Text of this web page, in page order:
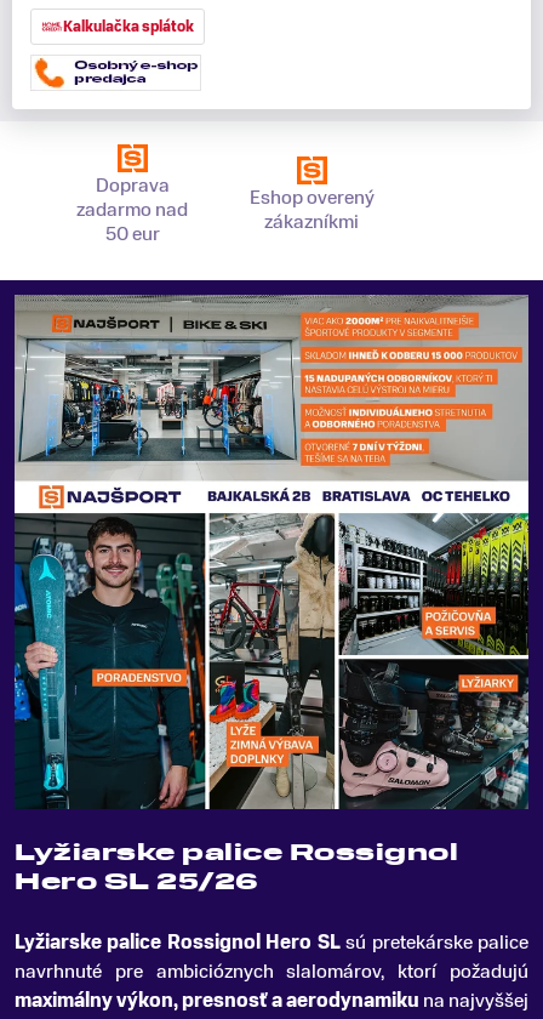
Kalkulačka splátok
Doprava
zadarmo nad
50 eur
Eshop overený
zákazníkmi
Lyžiarske palice Rossignol
Hero SL 25/26
Lyžiarske palice Rossignol Hero SLsú pretekárske palice
navrhnuté pre ambicióznych slalomárov, ktorí požadujú
maximálny výkon, presnosť a aerodynamiku na najvyššej